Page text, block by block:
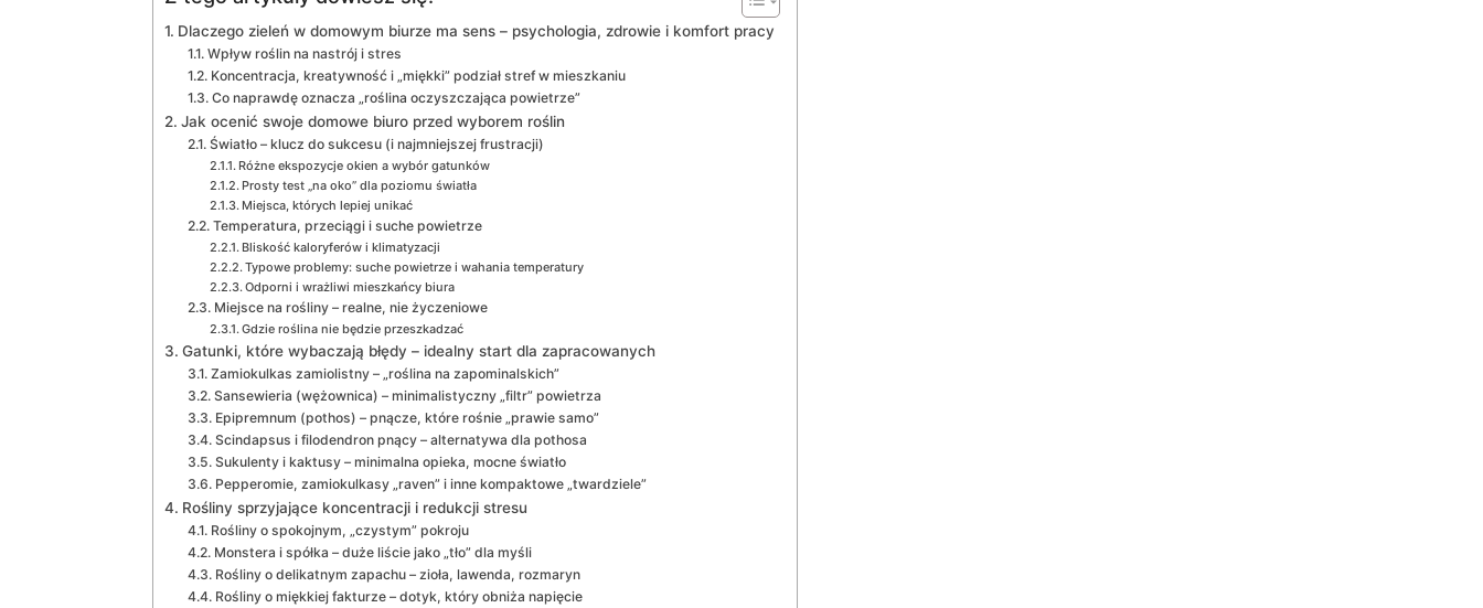
Dlaczego zieleń w domowym biurze ma sens – psychologia, zdrowie i komfort pracy
Wpływ roślin na nastrój i stres
Koncentracja, kreatywność i „miękki” podział stref w mieszkaniu
Co naprawdę oznacza „roślina oczyszczająca powietrze”
Jak ocenić swoje domowe biuro przed wyborem roślin
Światło – klucz do sukcesu (i najmniejszej frustracji)
Różne ekspozycje okien a wybór gatunków
Prosty test „na oko” dla poziomu światła
Miejsca, których lepiej unikać
Temperatura, przeciągi i suche powietrze
Bliskość kaloryferów i klimatyzacji
Typowe problemy: suche powietrze i wahania temperatury
Odporni i wrażliwi mieszkańcy biura
Miejsce na rośliny – realne, nie życzeniowe
Gdzie roślina nie będzie przeszkadzać
Gatunki, które wybaczają błędy – idealny start dla zapracowanych
Zamiokulkas zamiolistny – „roślina na zapominalskich”
Sansewieria (wężownica) – minimalistyczny „filtr” powietrza
Epipremnum (pothos) – pnącze, które rośnie „prawie samo”
Scindapsus i filodendron pnący – alternatywa dla pothosa
Sukulenty i kaktusy – minimalna opieka, mocne światło
Pepperomie, zamiokulkasy „raven” i inne kompaktowe „twardziele”
Rośliny sprzyjające koncentracji i redukcji stresu
Rośliny o spokojnym, „czystym” pokroju
Monstera i spółka – duże liście jako „tło” dla myśli
Rośliny o delikatnym zapachu – zioła, lawenda, rozmaryn
Rośliny o miękkiej fakturze – dotyk, który obniża napięcie